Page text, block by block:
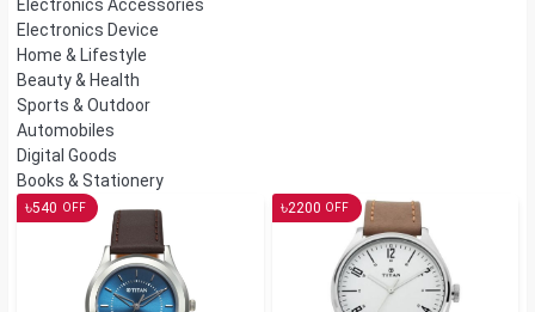
Electronics Accessories
Electronics Device
Home & Lifestyle
Beauty & Health
Sports & Outdoor
Automobiles
Digital Goods
Books & Stationery
৳540 OFF ৳2200 OFF